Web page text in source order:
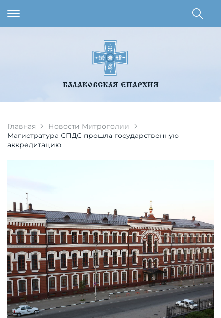
БАЛАКОВСКАЯ ЕПАРХИЯ
Главная
Новости Митрополии
Магистратура СПДС прошла государственную
аккредитацию